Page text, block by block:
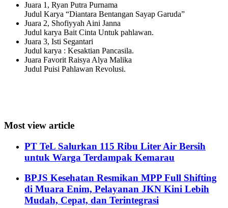
Juara 1, Ryan Putra Purnama
Judul Karya “Diantara Bentangan Sayap Garuda”
Juara 2, Shofiyyah Aini Janna
Judul karya Bait Cinta Untuk pahlawan.
Juara 3, Isti Segantari
Judul karya : Kesaktian Pancasila.
Juara Favorit Raisya Alya Malika
Judul Puisi Pahlawan Revolusi.
Most view article
PT TeL Salurkan 115 Ribu Liter Air Bersih
untuk Warga Terdampak Kemarau
BPJS Kesehatan Resmikan MPP Full Shifting
di Muara Enim, Pelayanan JKN Kini Lebih
Mudah, Cepat, dan Terintegrasi